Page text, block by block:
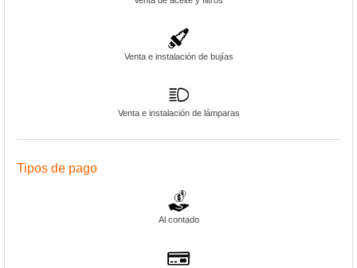
Venta e instalación de bujías
Venta e instalación de lámparas
Tipos de pago
Al contado